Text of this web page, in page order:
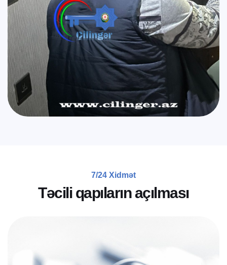
7/24 Xidmət
Təcil i qapıl arın açıl ması